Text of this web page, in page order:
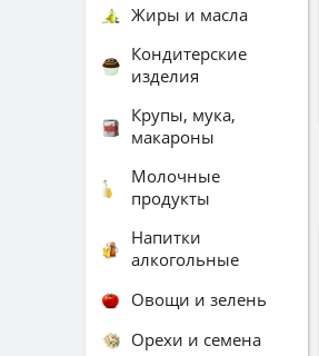
Жиры и масла
Кондитерские
изделия
Крупы, мука,
макароны
Молочные
продукты
Напитки
алкогольные
Овощи и зелень
Орехи и семена